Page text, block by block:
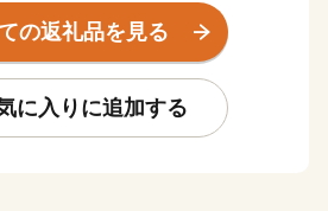
す。
環境で育まれた農産品、自然の恵
の返礼品を見る
に入りに追加する